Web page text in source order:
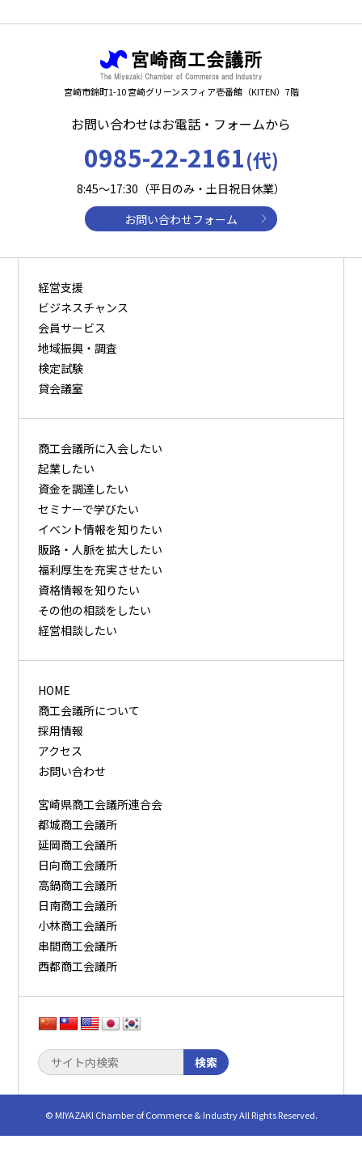
宮崎市錦町1-10 宮崎グリーンスフィア壱番館（KITEN）7階
お問い合わせはお電話・フォームから
0985-22-2161(代)
8:45～17:30（平日のみ・土日祝日休業）
お問い合わせフォーム
経営支援
ビジネスチャンス
会員サービス
地域振興・調査
検定試験
貸会議室
商⼯会議所に⼊会したい
起業したい
資⾦を調達したい
セミナーで学びたい
イベント情報を知りたい
販路・⼈脈を拡⼤したい
福利厚⽣を充実させたい
資格情報を知りたい
その他の相談をしたい
経営相談したい
HOME
商工会議所について
採用情報
アクセス
お問い合わせ
宮崎県商工会議所連合会
都城商工会議所
延岡商工会議所
日向商工会議所
高鍋商工会議所
日南商工会議所
小林商工会議所
串間商工会議所
西都商工会議所
検索
© MIYAZAKI Chamber of Commerce & Industry All Rights Reserved.